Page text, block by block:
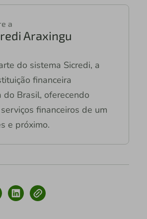
a
Araxingu
do sistema Sicredi, a
financeira
do Brasil, oferecendo
financeiros de um
e próximo.